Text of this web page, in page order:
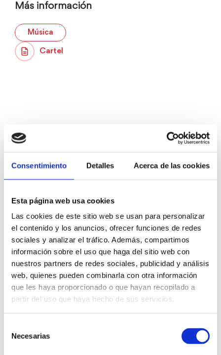
Consentimiento Detalles Acerca de las cookies
Esta página web usa cookies
Las cookies de este sitio web se usan para personalizar
el contenido y los anuncios, ofrecer funciones de redes
sociales y analizar el tráfico. Además, compartimos
información sobre el uso que haga del sitio web con
nuestros partners de redes sociales, publicidad y análisis
web, quienes pueden combinarla con otra información
que les haya proporcionado o que hayan recopilado a
partir del uso que haya hecho de sus servicios.
NecesariasFAVORITOS
Más información
Música
Cartel
Parc de les Bassetes
965783656
cultura@ayto-denia.es
22.30 h